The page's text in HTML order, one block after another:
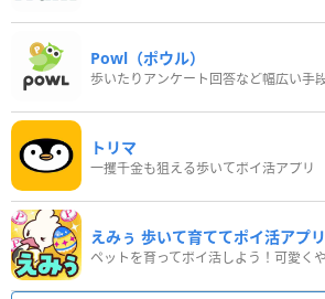
Powl（ポウル）
トリマ
一攫千金も狙える歩いてポイ活アプリ
えみぅ 歩いて育ててポイ活アプリ